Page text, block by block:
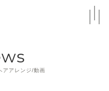
アアレンジ/動画